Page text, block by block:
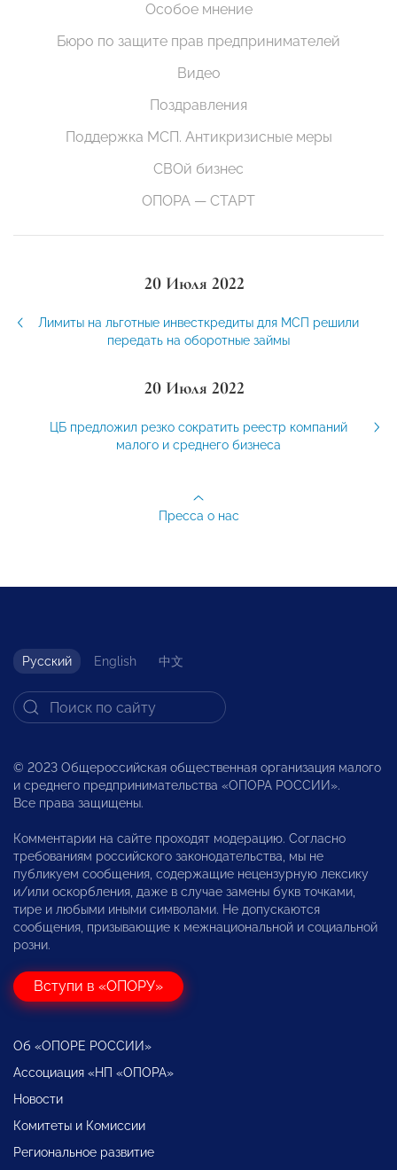
Особое мнение
Бюро по защите прав предпринимателей
Видео
Поздравления
Поддержка МСП. Антикризисные меры
СВОй бизнес
ОПОРА — СТАРТ
20 Июля 2022
Лимиты на льготные инвесткредиты для МСП решили
передать на оборотные займы
20 Июля 2022
ЦБ предложил резко сократить реестр компаний
малого и среднего бизнеса
Пресса о нас
Русский English 中文
© 2023 Общероссийская общественная организация малого
и среднего предпринимательства «ОПОРА РОССИИ».
Все права защищены.
Комментарии на сайте проходят модерацию. Согласно
требованиям российского законодательства, мы не
публикуем сообщения, содержащие нецензурную лексику
и/или оскорбления, даже в случае замены букв точками,
тире и любыми иными символами. Не допускаются
сообщения, призывающие к межнациональной и социальной
розни.
Вступи в «ОПОРУ»
Об «ОПОРЕ РОССИИ»
Ассоциация «НП «ОПОРА»
Новости
Комитеты и Комиссии
Региональное развитие